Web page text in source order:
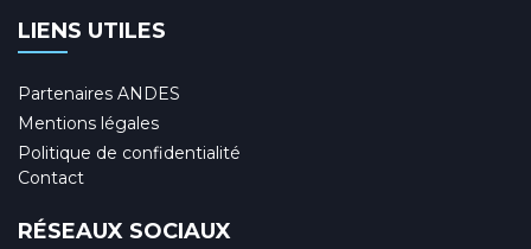
LIENS UTILES
Partenaires ANDES
Mentions légales
Politique de confidentialité
Contact
RÉSEAUX SOCIAUX